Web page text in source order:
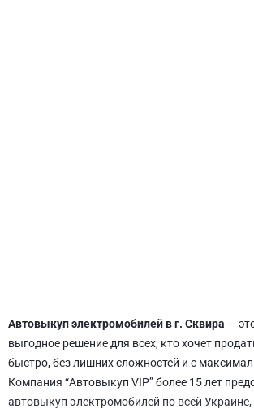
Автовыкуп электромобилей в г. Сквира —
выгодное решение для всех, кто хочет
быстро, без лишних сложностей и с
Компания “Автовыкуп VIP” более 15 лет
автовыкуп электромобилей по всей